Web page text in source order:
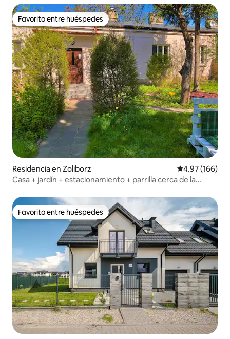
Favorito entre huéspedes
Favorito entre huéspedes
Residencia en Zoliborz Calificación
4.97 (166)
Casa + jardín + estacionamiento + parrilla cerca de la
Favorito entre huéspedes
Favorito entre huéspedes